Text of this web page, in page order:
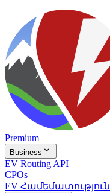
Premium
Business 
EV Routing API
CPOs
EV Համեմատություն